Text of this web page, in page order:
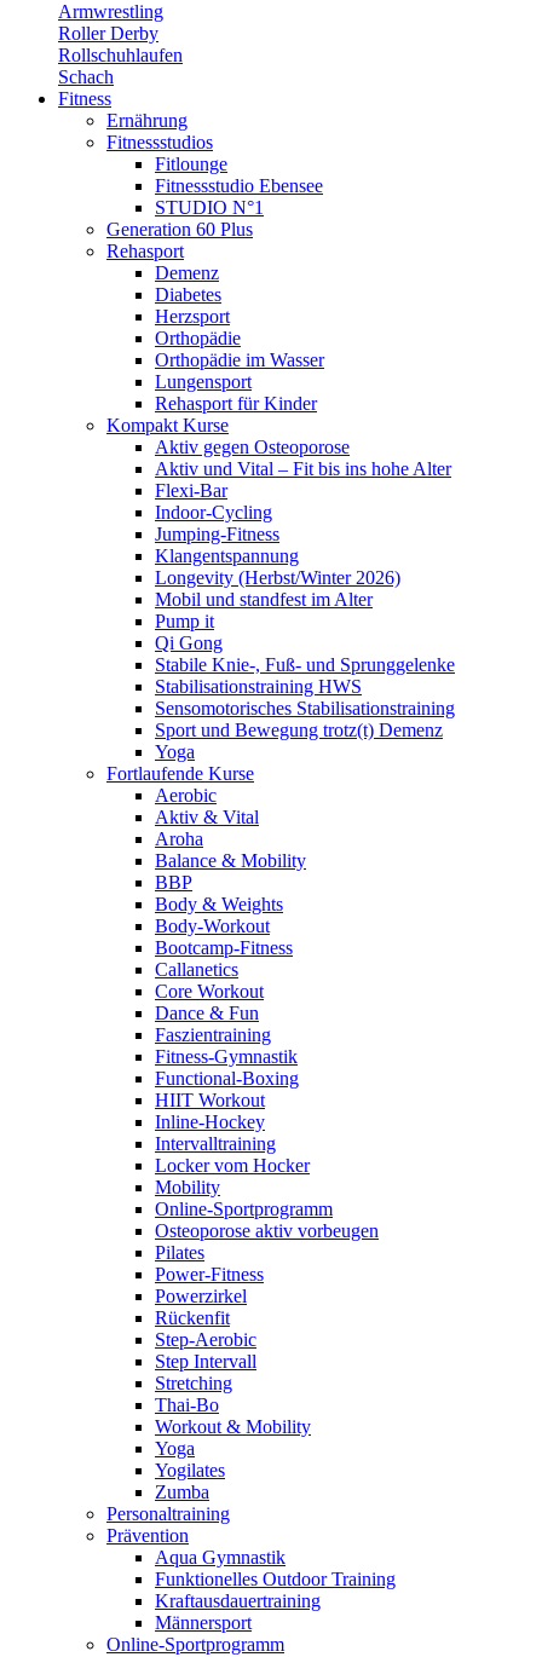
Armwrestling
Roller Derby
Rollschuhlaufen
Schach
Fitness
Ernährung
Fitnessstudios
Fitlounge
Fitnessstudio Ebensee
STUDIO N°1
Generation 60 Plus
Rehasport
Demenz
Diabetes
Herzsport
Orthopädie
Orthopädie im Wasser
Lungensport
Rehasport für Kinder
Kompakt Kurse
Aktiv gegen Osteoporose
Aktiv und Vital – Fit bis ins hohe Alter
Flexi-Bar
Indoor-Cycling
Jumping-Fitness
Klangentspannung
Longevity (Herbst/Winter 2026)
Mobil und standfest im Alter
Pump it
Qi Gong
Stabile Knie-, Fuß- und Sprunggelenke
Stabilisationstraining HWS
Sensomotorisches Stabilisationstraining
Sport und Bewegung trotz(t) Demenz
Yoga
Fortlaufende Kurse
Aerobic
Aktiv & Vital
Aroha
Balance & Mobility
BBP
Body & Weights
Body-Workout
Bootcamp-Fitness
Callanetics
Core Workout
Dance & Fun
Faszientraining
Fitness-Gymnastik
Functional-Boxing
HIIT Workout
Inline-Hockey
Intervalltraining
Locker vom Hocker
Mobility
Online-Sportprogramm
Osteoporose aktiv vorbeugen
Pilates
Power-Fitness
Powerzirkel
Rückenfit
Step-Aerobic
Step Intervall
Stretching
Thai-Bo
Workout & Mobility
Yoga
Yogilates
Zumba
Personaltraining
Prävention
Aqua Gymnastik
Funktionelles Outdoor Training
Kraftausdauertraining
Männersport
Online-Sportprogramm